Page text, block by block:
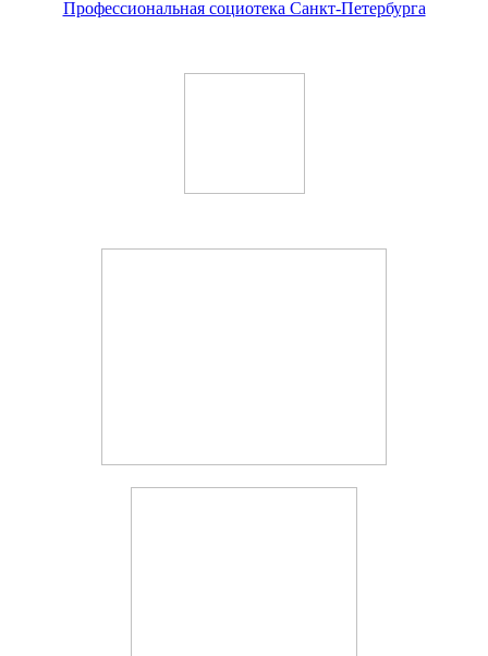
Профессиональная социотека Санкт-Петербурга